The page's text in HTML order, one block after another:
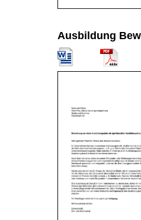
Ausbildung